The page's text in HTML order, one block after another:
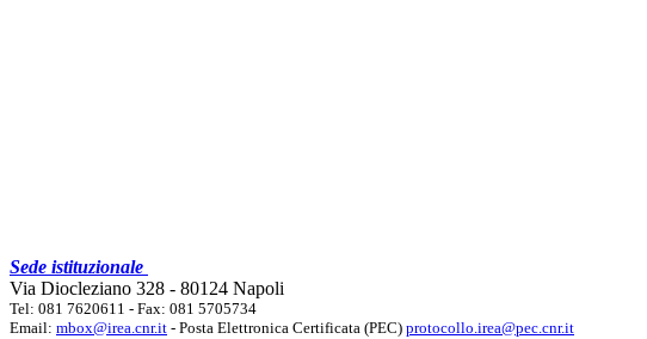
Sede istituzionale
Via Diocleziano 328 - 80124 Napoli
Tel: 081 7620611 - Fax: 081 5705734
Email: mbox@irea.cnr.it - Posta Elettronica Certificata (PEC) protocollo.irea@pec.cnr.it